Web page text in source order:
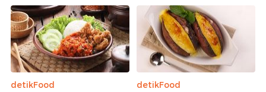
detikFood
detikFood